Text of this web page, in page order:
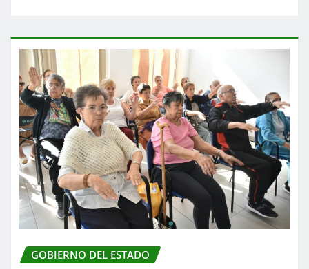
GOBIERNO DEL ESTADO